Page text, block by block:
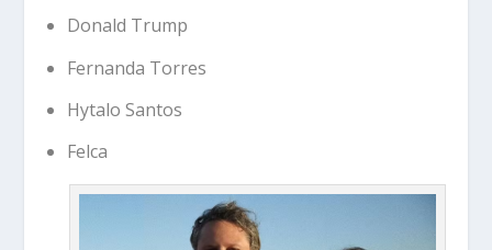
Donald Trump
Fernanda Torres
Hytalo Santos
Felca